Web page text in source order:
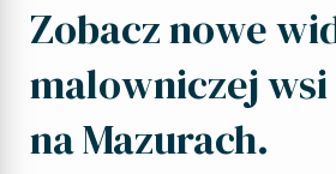
Zobacz nowe
malowniczej wsi
na Mazurach.